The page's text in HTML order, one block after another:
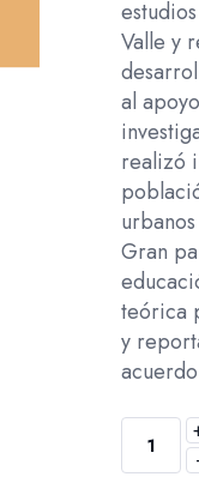
Valle y
al
realizó
Gran
teórica
y
-